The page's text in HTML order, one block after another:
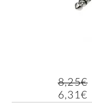
8,25€
6,31€